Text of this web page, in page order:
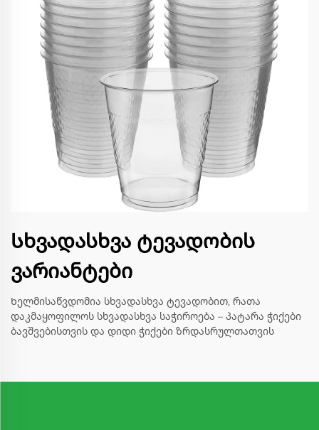
Სხვადასხვა ტევადობის
ვარიანტები
Ხელმისაწვდომია სხვადასხვა ტევადობით, რათა
დაკმაყოფილოს სხვადასხვა საჭიროება – პატარა ჭიქები
ბავშვებისთვის და დიდი ჭიქები ზრდასრულთათვის